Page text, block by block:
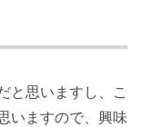
と思いますし、こ
いますので、興味